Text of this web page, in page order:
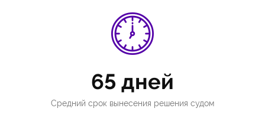
65 дней
Средний срок вынесения решения судом